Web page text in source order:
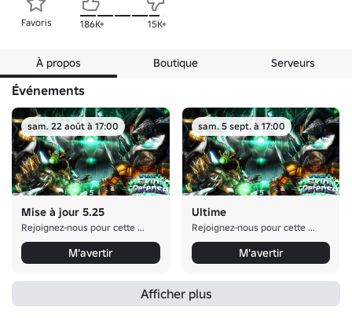
Favoris 186K+ 15K+
À propos Boutique Serveurs
Événements
sam. 22 août à 17:00
Mise à jour 5.25
Rejoignez-nous pour cette mise à jour
M'avertir
sam. 5 sept. à 17:00
Ultime
Rejoignez-nous pour cette mise à jour
M'avertir
Afficher plus